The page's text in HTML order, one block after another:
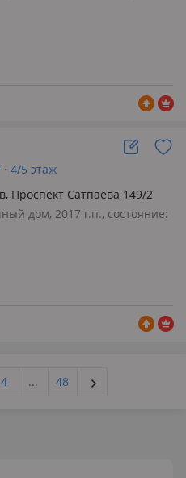
рассматриваю
4/5 этаж
Проспект Сатпаева 149/2
дом, 2017 г.п., состояние:
4 ... 48